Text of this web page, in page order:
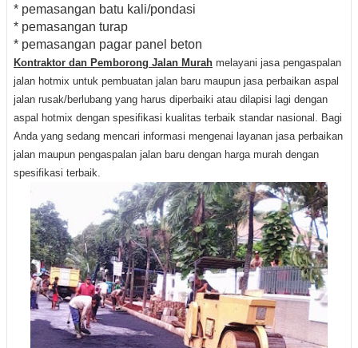
* pemasangan batu kali/pondasi
* pemasangan turap
* pemasangan pagar panel beton
Kontraktor dan Pemborong Jalan Murah melayani jasa pengaspalan
jalan hotmix untuk pembuatan jalan baru maupun jasa perbaikan aspal
jalan rusak/berlubang yang harus diperbaiki atau dilapisi lagi dengan
aspal hotmix dengan spesifikasi kualitas terbaik standar nasional. Bagi
Anda yang sedang mencari informasi mengenai layanan jasa perbaikan
jalan maupun pengaspalan jalan baru dengan harga murah dengan
spesifikasi terbaik.